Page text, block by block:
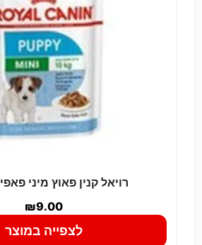
רויאל קנין פאוץ מיני פאפי 85 גרם
₪9.00
לצפייה במוצר